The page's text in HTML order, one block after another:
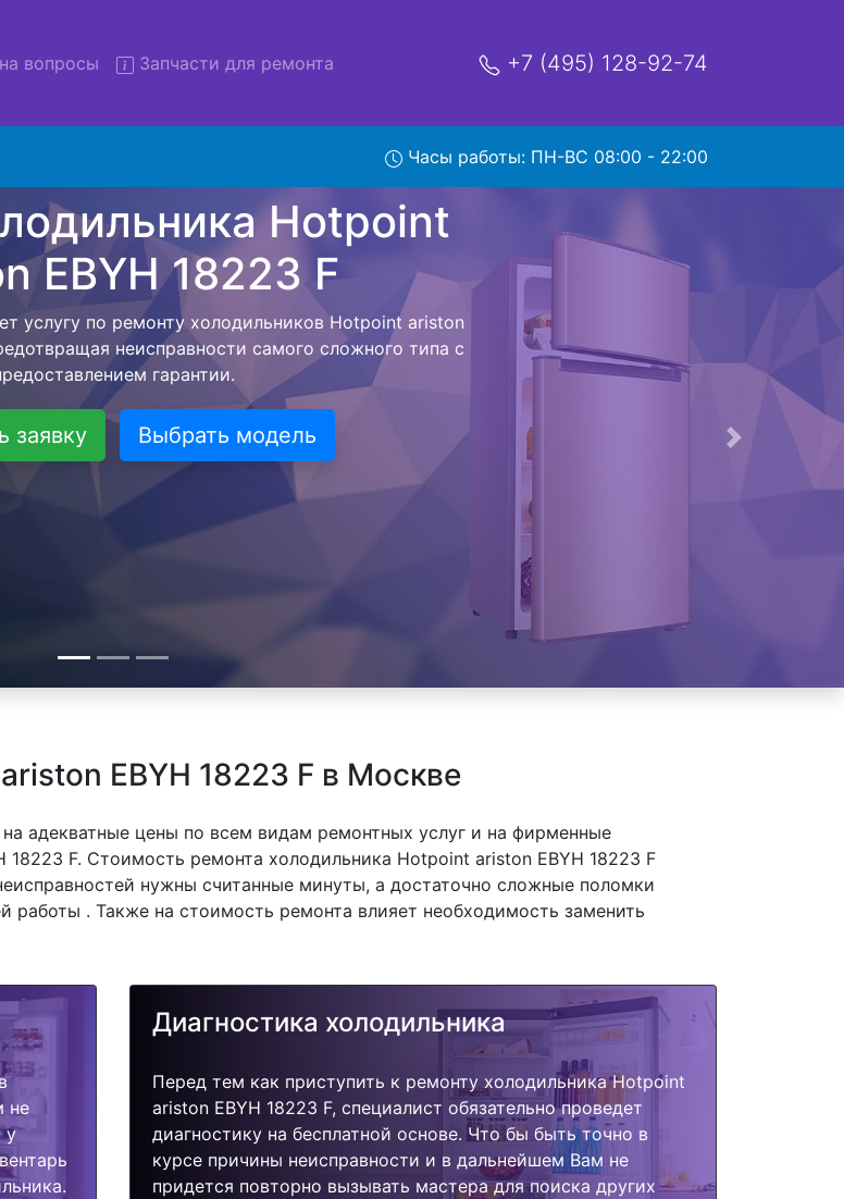
вопросы Запчасти для ремонта +7 (495) 128-92-74
Часы работы: ПН-ВС 08:00 - 22:00
F с вывозом
- чтобы клиент не тратил свое время и деньги на
мастер сам заберет холодильник Hotpoint ariston
центр. Ремонт холодильника Hotpoint ariston
внутри сервисного центра, тем самым Вам не
закончит с ремонтом. Перед тем как холодильная
конечная стоимость работ и в дальнейшем
услуг от компании - Доставка холодильников ,
консультирование и диагностика.
заявку Выбрать модель
Следующая
EBYH 18223 F в Москве
адекватные цены по всем видам ремонтных услуг и на фирменные
F. Стоимость ремонта холодильника Hotpoint ariston EBYH 18223 F
нужны считанные минуты, а достаточно сложные поломки
работы . Также на стоимость ремонта влияет необходимость заменить
не
у
Диагностика холодильника
Перед тем как приступить к ремонту холодильника Hotpoint
ariston EBYH 18223 F, специалист обязательно проведет
диагностику на бесплатной основе. Что бы быть точно в
курсе причины неисправности и в дальнейшем Вам не
придется повторно вызывать мастера для поиска других